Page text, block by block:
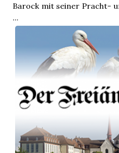
Barock mit seiner Pracht-
...